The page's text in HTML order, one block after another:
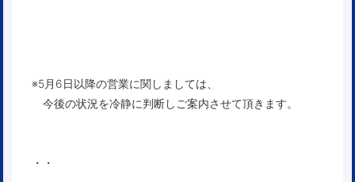
※5月6日以降の営業に関しましては、
今後の状況を冷静に判断しご案内させて頂きます。
・・